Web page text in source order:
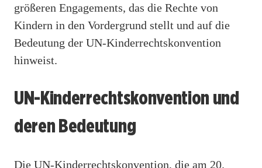
größeren Engagements, das die Rechte von
Kindern in den Vordergrund stellt und auf die
Bedeutung der UN-Kinderrechtskonvention
hinweist.
UN-Kinderrechtskonvention und
deren Bedeutung
Die UN-Kinderrechtskonvention, die am 20.